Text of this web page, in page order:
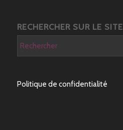
RECHERCHER SUR LE SITE
Politique de confidentialité